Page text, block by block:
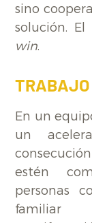
sino
solución.
win.
TRABAJO
En un
un
estén
personas
familiar